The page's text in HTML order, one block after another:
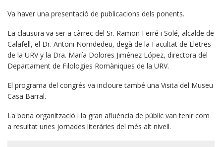
Va haver una presentació de publicacions dels ponents.
La clausura va ser a càrrec del Sr. Ramon Ferré i Solé, alcalde de
Calafell, el Dr. Antoni Nomdedeu, degà de la Facultat de Lletres
de la URV y la Dra. María Dolores Jiménez López, directora del
Departament de Filologies Romàniques de la URV.
El programa del congrés va incloure també una Visita del Museu
Casa Barral.
La bona organització i la gran afluència de públic van tenir com
a resultat unes jornades literàries del més alt nivell.